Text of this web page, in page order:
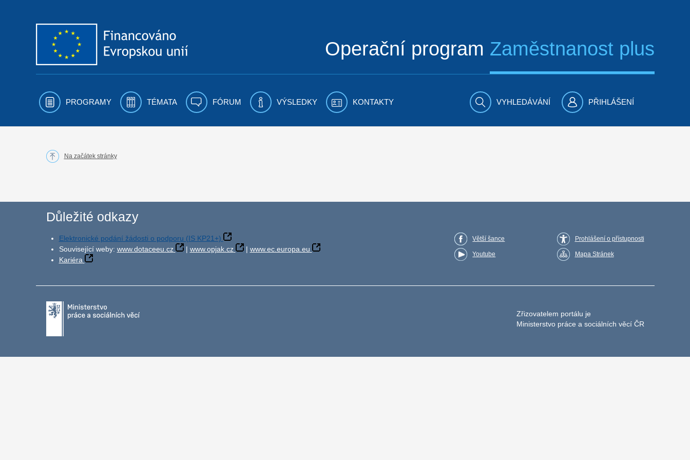
Operační program Zaměstnanost plus
PROGRAMY TÉMATA FÓRUM VÝSLEDKY KONTAKTY VYHLEDÁVÁNÍ PŘIHLÁŠENÍ
Na začátek stránky
Důležité odkazy
Elektronické podání žádosti o podporu (IS KP21+)
Související weby: www.dotaceeu.cz | www.opjak.cz | www.ec.europa.eu
Kariéra
Větší šance
Youtube
Prohlášení o přístupnosti
Mapa Stránek
Zřizovatelem portálu je
Ministerstvo práce a sociálních věcí ČR